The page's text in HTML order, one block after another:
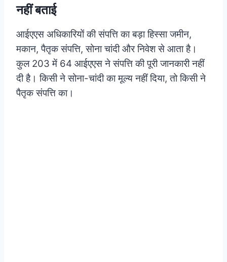
नहीं बताई
आईएएस अधिकारियों की संपत्ति का बड़ा हिस्सा जमीन,
मकान, पैतृक संपत्ति, सोना चांदी और निवेश से आता है।
कुल 203 में 64 आईएएस ने संपत्ति की पूरी जानकारी नहीं
दी है। किसी ने सोना-चांदी का मूल्य नहीं दिया, तो किसी ने
पैतृक संपत्ति का।